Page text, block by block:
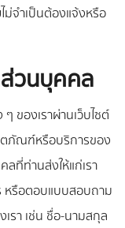
ม่จำเป็นต้องแจ้งหรือ
วนบุคคล
ของเราผ่านเว็บไซต์
ภัณฑ์หรือบริการของ
ที่ท่านส่งให้แก่เรา
หรือตอบแบบสอบถาม
รา เช่น ชื่อ-นามสกุล